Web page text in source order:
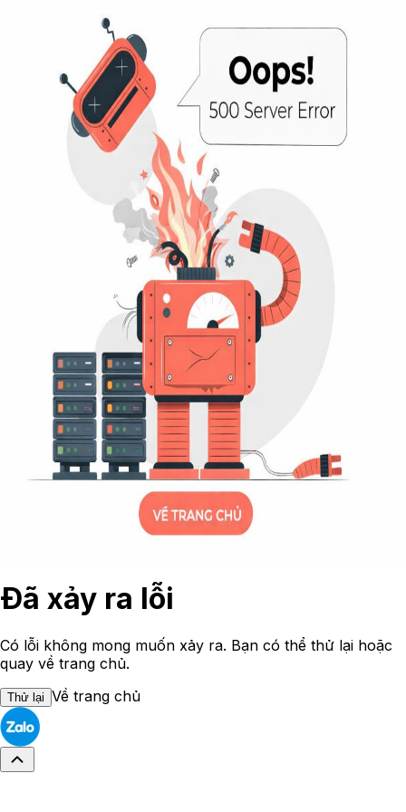
Đã xảy ra lỗi
Có lỗi không mong muốn xảy ra. Bạn có thể thử lại hoặc
quay về trang chủ.
Thử lại Về trang chủ